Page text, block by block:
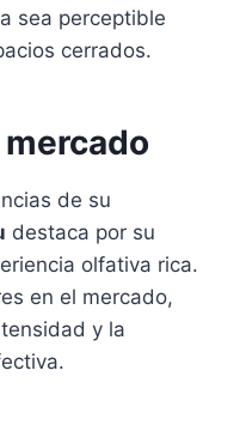
sea perceptible
cerrados.
de su
destaca por su
olfativa rica.
en el mercado,
y la